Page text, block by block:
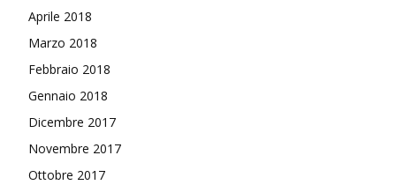
Aprile 2018
Marzo 2018
Febbraio 2018
Gennaio 2018
Dicembre 2017
Novembre 2017
Ottobre 2017